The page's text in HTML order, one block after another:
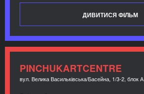
ДИВИТИСЯ ФІЛЬМ
PINCHUKARTCENTRE
вул. Велика Васильківська/Басейна, 1/3-2, блок А